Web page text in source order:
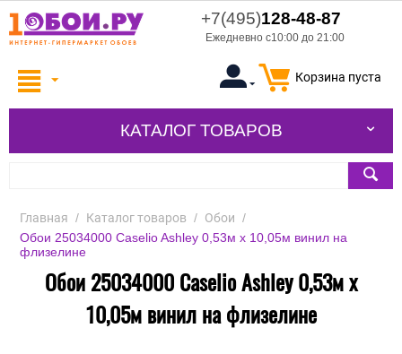
+7(495)128-48-87
Ежедневно с10:00 до 21:00
Корзина пуста
КАТАЛОГ ТОВАРОВ
Главная / Каталог товаров / Обои /
Обои 25034000 Caselio Ashley 0,53м x 10,05м винил на
флизелине
Обои 25034000 Caselio Ashley 0,53м x
10,05м винил на флизелине